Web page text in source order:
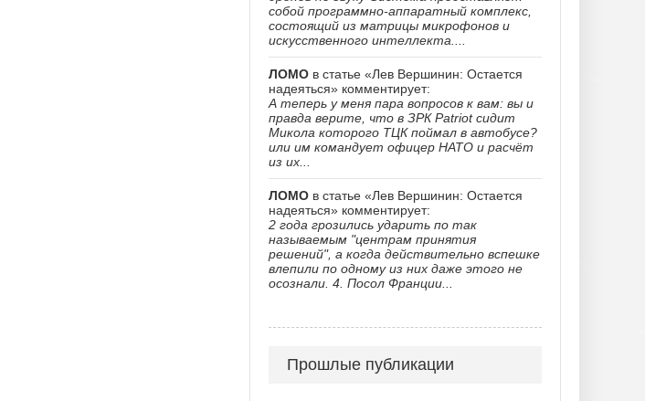
собой программно-аппаратный комплекс,
состоящий из матрицы микрофонов и
искусственного интеллекта....
ЛОМО в статье «Лев Вершинин: Остается
надеяться» комментирует:
А теперь у меня пара вопросов к вам: вы и
правда верите, что в ЗРК Patriot сидит
Микола которого ТЦК поймал в автобусе?
или им командует офицер НАТО и расчёт
из их...
ЛОМО в статье «Лев Вершинин: Остается
надеяться» комментирует:
2 года грозились ударить по так
называемым "центрам принятия
решений", а когда действительно вспешке
влепили по одному из них даже этого не
осознали. 4. Посол Франции...
Прошлые публикации